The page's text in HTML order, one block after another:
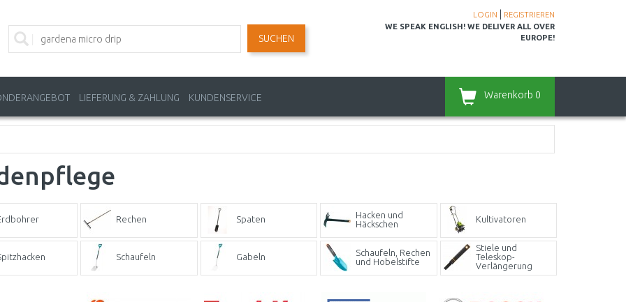
LOGIN
REGISTRIEREN
WE SPEAK ENGLISH! WE DELIVER ALL OVER
EUROPE!
SUCHEN
LIEFERUNG & ZAHLUNG KUNDENSERVICE Warenkorb 0
Rechen Spaten
Hacken und
Häckschen
Kultivatoren
Schaufeln Gabeln
Schaufeln, Rechen
und Hobelstifte
Stiele und
Teleskop-
Verlängerung